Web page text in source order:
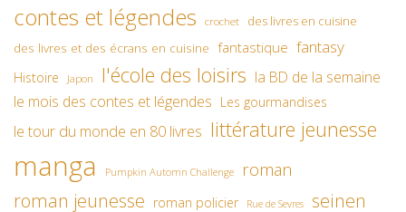
contes et légendes
crochet
des livres en cuisine
des livres et des écrans en cuisine fantastique fantasy
Histoire Japon l'école des loisirs la BD de la semaine
le mois des contes et légendes Les gourmandises
le tour du monde en 80 livres littérature jeunesse
manga Pumpkin Automn Challenge roman
roman jeunesse roman policier Rue de Sevres seinen